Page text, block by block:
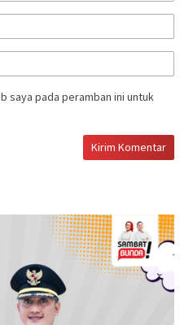
saya pada peramban ini untuk